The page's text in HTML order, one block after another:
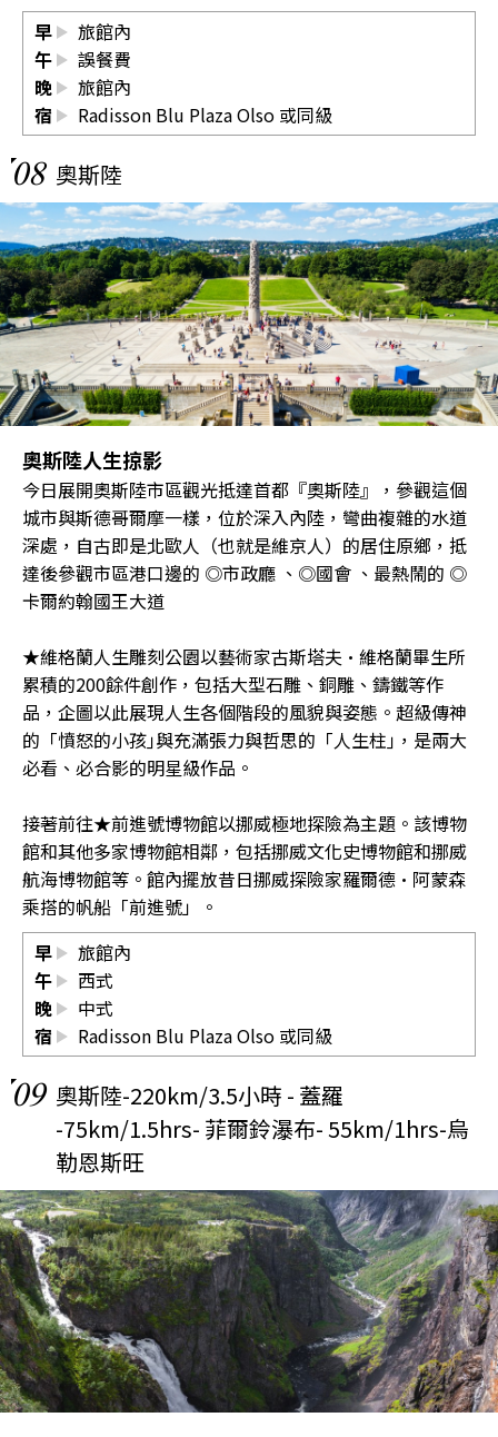
早
旅館內
午
誤餐費
晚
旅館內
宿
Radisson Blu Plaza Olso 或同級
08 奧斯陸
奧斯陸人生掠影
今日展開奧斯陸市區觀光抵達首都『奧斯陸』，參觀這個
城市與斯德哥爾摩一樣，位於深入內陸，彎曲複雜的水道
深處，自古即是北歐人（也就是維京人）的居住原鄉，抵
達後參觀市區港口邊的 ◎市政廳 、◎國會 、最熱鬧的 ◎
卡爾約翰國王大道
★維格蘭人生雕刻公園以藝術家古斯塔夫•維格蘭畢生所
累積的200餘件創作，包括大型石雕、銅雕、鑄鐵等作
品，企圖以此展現人生各個階段的風貌與姿態。超級傳神
的「憤怒的小孩｣與充滿張力與哲思的「人生柱｣，是兩大
必看、必合影的明星級作品。
接著前往★前進號博物館以挪威極地探險為主題。該博物
館和其他多家博物館相鄰，包括挪威文化史博物館和挪威
航海博物館等。館內擺放昔日挪威探險家羅爾德·阿蒙森
乘搭的帆船「前進號」。
早
旅館內
午
西式
晚
中式
宿
Radisson Blu Plaza Olso 或同級
09 奧斯陸-220km/3.5小時 - 蓋羅
-75km/1.5hrs- 菲爾鈴瀑布- 55km/1hrs-烏
勒恩斯旺